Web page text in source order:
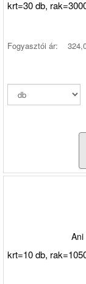
krt=30 db,
Fogyasztói ár:
Ani
krt=10 db,